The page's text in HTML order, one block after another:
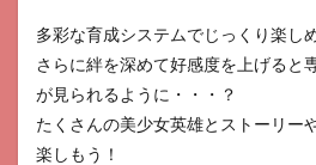
多彩な育成システムでじっくり楽し
さらに絆を深めて好感度を上げると
が見られるように・・・？
たくさんの美少女英雄とストーリー
楽しもう！